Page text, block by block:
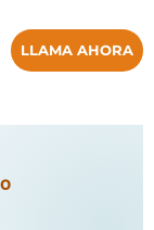
LLAMA AHORA